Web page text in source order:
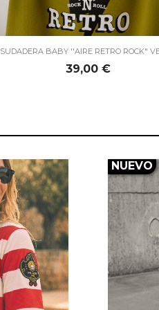
SUDADERA BABY ''AIRE RETRO ROCK"
Precio
39,00 €
Vista rápida
NUEVO